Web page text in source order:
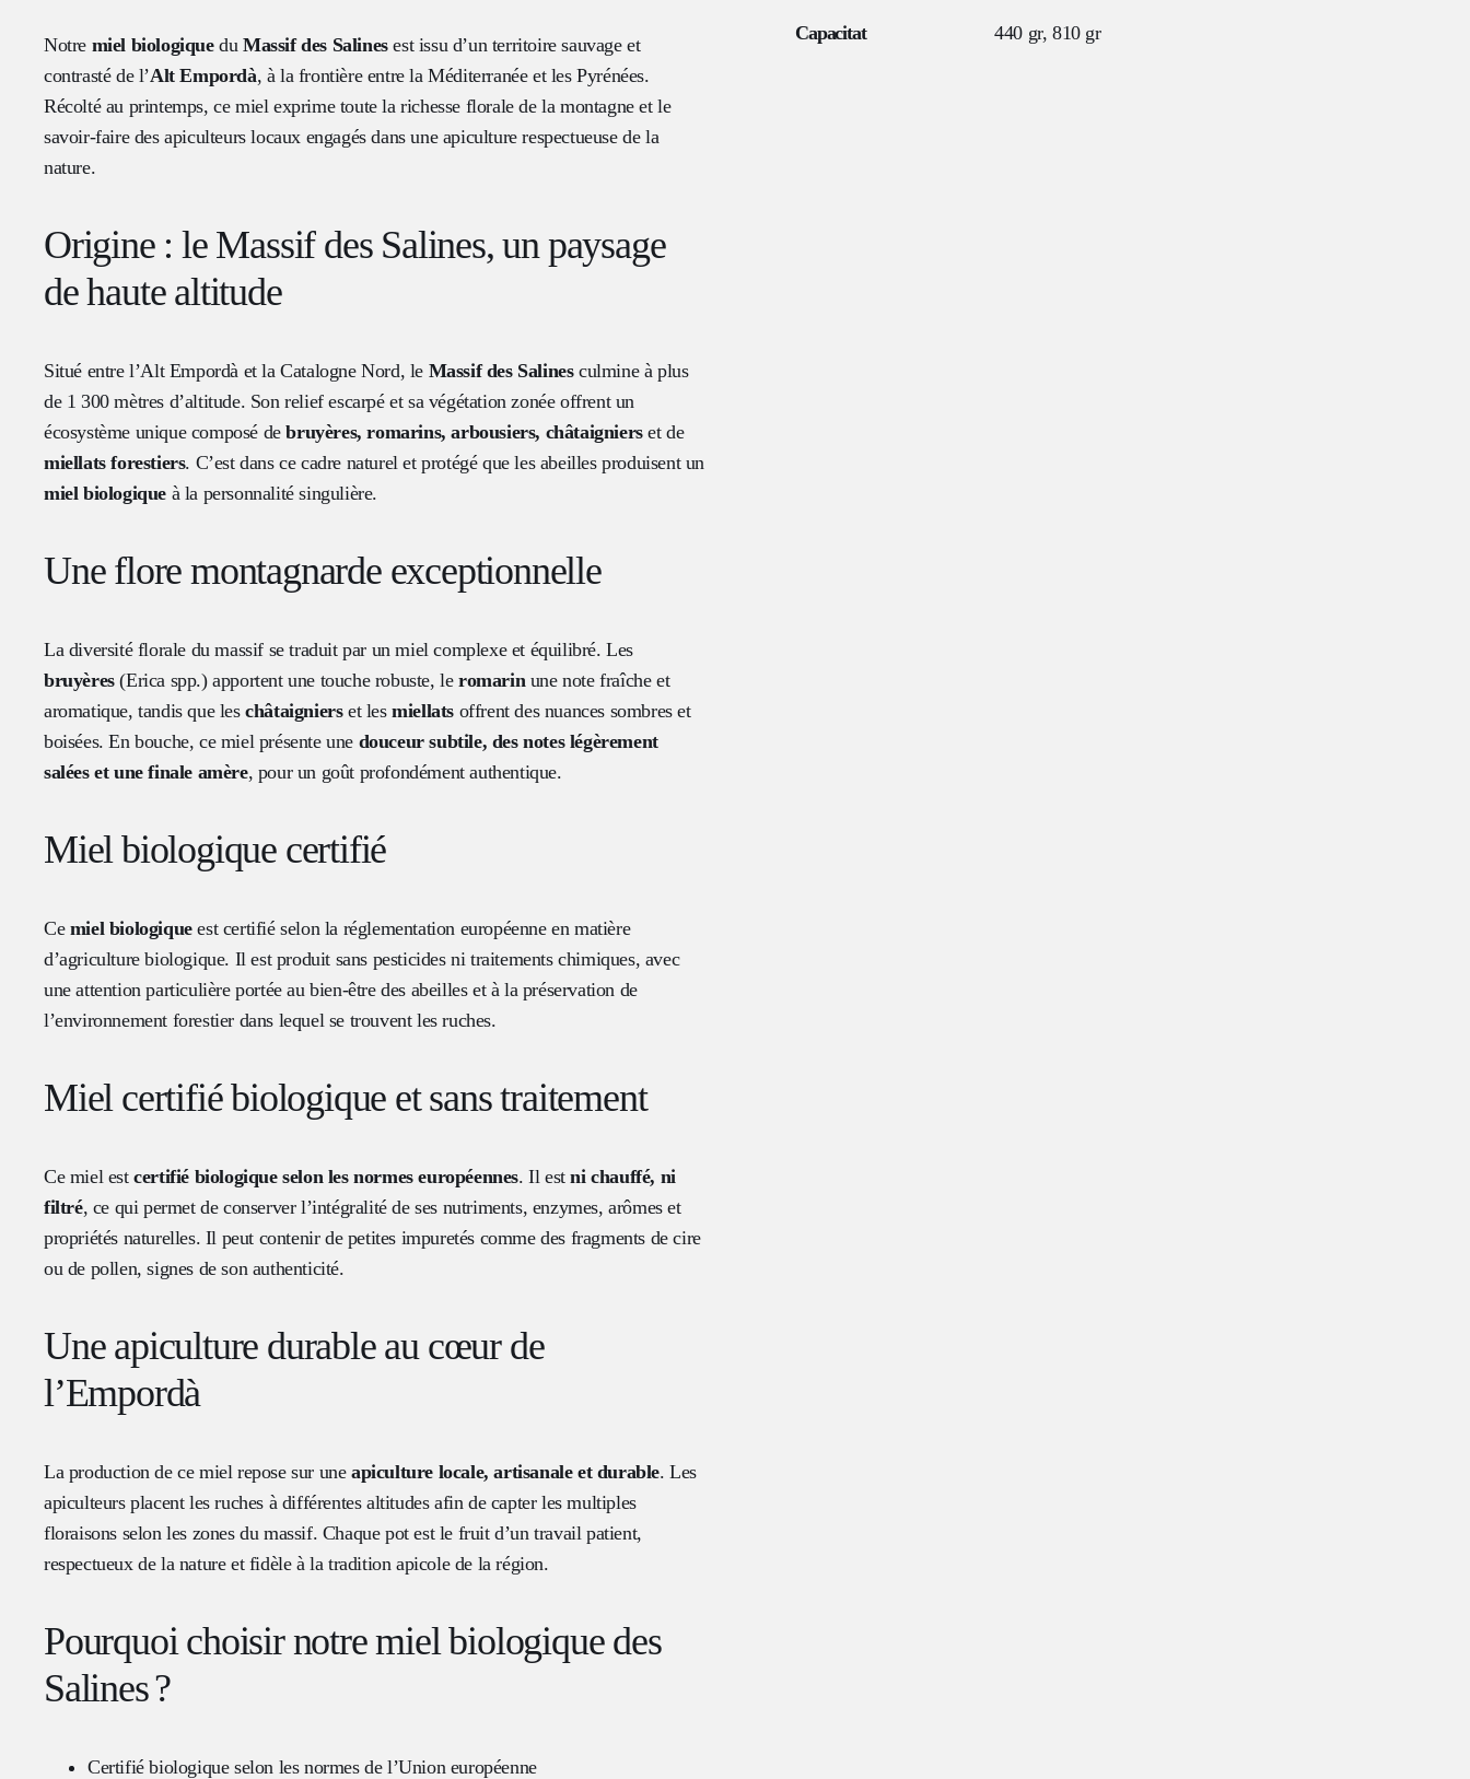
Notre miel biologiquedu Massif des Salinesest issu d’un territoire sauvage et
contrasté de l’Alt Empordà, à la frontière entre la Méditerranée et les Pyrénées.
Récolté au printemps, ce miel exprime toute la richesse florale de la montagne et le
savoir-faire des apiculteurs locaux engagés dans une apiculture respectueuse de la
nature.
Origine : le Massif des Salines, un paysage
de haute altitude
Situé entre l’Alt Empordà et la Catalogne Nord, le Massif des Salinesculmine à plus
de 1 300 mètres d’altitude. Son relief escarpé et sa végétation zonée offrent un
écosystème unique composé debruyères, romarins, arbousiers, châtaignierset de
miellats forestiers. C’est dans ce cadre naturel et protégé que les abeilles produisent un
miel biologiqueà la personnalité singulière.
Une flore montagnarde exceptionnelle
La diversité florale du massif se traduit par un miel complexe et équilibré. Les
bruyères(Erica spp.) apportent une touche robuste, le romarin une note fraîche et
aromatique, tandis que leschâtaignierset lesmiellats offrent des nuances sombres et
boisées. En bouche, ce miel présente une douceur subtile, des notes légèrement
salées et une finale amère, pour un goût profondément authentique.
Miel biologique certifié
Ce miel biologiqueest certifié selon la réglementation européenne en matière
d’agriculture biologique. Il est produit sans pesticides ni traitements chimiques, avec
une attention particulière portée au bien-être des abeilles et à la préservation de
l’environnement forestier dans lequel se trouvent les ruches.
Miel certifié biologique et sans traitement
Ce miel estcertifié biologique selon les normes européennes. Il estni chauffé, ni
filtré, ce qui permet de conserver l’intégralité de ses nutriments, enzymes, arômes et
propriétés naturelles. Il peut contenir de petites impuretés comme des fragments de cire
ou de pollen, signes de son authenticité.
Une apiculture durable au cœur de
l’Empordà
La production de ce miel repose sur une apiculture locale, artisanale et durable. Les
apiculteurs placent les ruches à différentes altitudes afin de capter les multiples
floraisons selon les zones du massif. Chaque pot est le fruit d’un travail patient,
respectueux de la nature et fidèle à la tradition apicole de la région.
Pourquoi choisir notre miel biologique des
Salines ?
Certifié biologique selon les normes de l’Union européenne
Capacitat 440 gr, 810 gr